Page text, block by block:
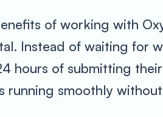
of working with
Instead of waiting for
hours of submitting
running smoothly